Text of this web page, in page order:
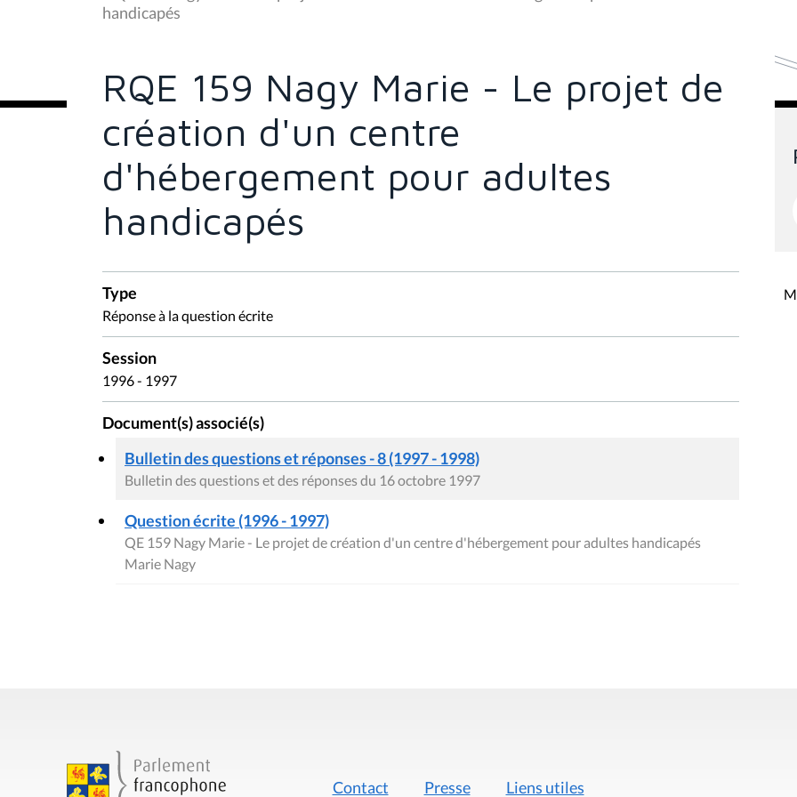
s
ê
:
handicapés
RQE 159 Nagy Marie - Le projet de
création d'un centre
d'hébergement pour adultes
handicapés
Type
Réponse à la question écrite
Session
1996 - 1997
Document(s) associé(s)
Bulletin des questions et réponses - 8 (1997 - 1998)
Bulletin des questions et des réponses du 16 octobre 1997
Question écrite (1996 - 1997)
QE 159 Nagy Marie - Le projet de création d'un centre d'hébergement pour adultes handicapés
Marie Nagy
Contact Presse Liens utiles